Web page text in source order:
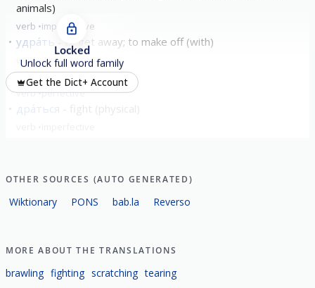
animals)
verb imperfective
удра́ть to get away; to make off (with)
verb perfective
вы́драть to tear out
verb perfective
дра́ться
Locked
Unlock full word family
Get the Dict+ Account
OTHER SOURCES (AUTO GENERATED)
Wiktionary PONS bab.la Reverso
MORE ABOUT THE TRANSLATIONS
brawling fighting scratching tearing